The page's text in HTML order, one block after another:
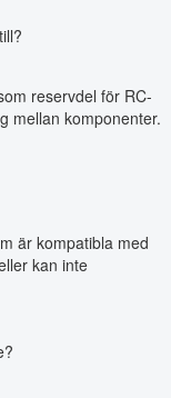
reservdel för RC-
mellan komponenter.
är kompatibla med
kan inte